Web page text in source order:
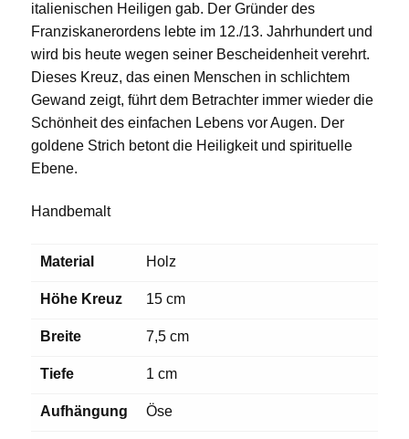
italienischen Heiligen gab. Der Gründer des
Franziskanerordens lebte im 12./13. Jahrhundert und
wird bis heute wegen seiner Bescheidenheit verehrt.
Dieses Kreuz, das einen Menschen in schlichtem
Gewand zeigt, führt dem Betrachter immer wieder die
Schönheit des einfachen Lebens vor Augen. Der
goldene Strich betont die Heiligkeit und spirituelle
Ebene.
Handbemalt
Material Holz
Höhe Kreuz 15 cm
Breite 7,5 cm
Tiefe 1 cm
Aufhängung Öse